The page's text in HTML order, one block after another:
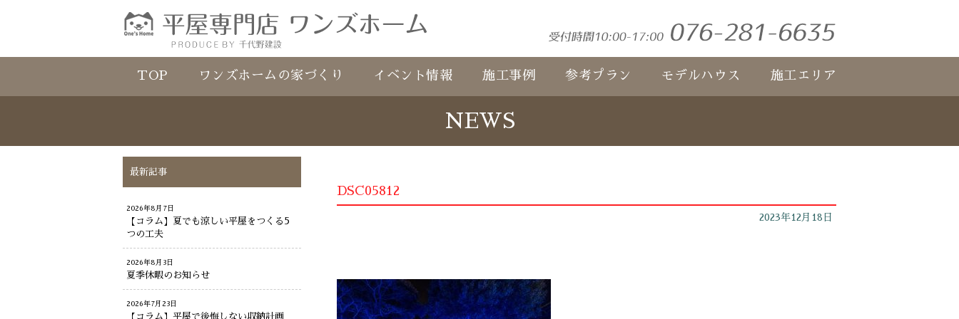
TOP ワンズホームの家づくり イベント情報 施工事例 参考プラン モデルハウス 施工エリア
NEWS
DSC05812
2023年12月18日
最新記事
2026年8月7日
【コラム】夏でも涼しい平屋をつくる5
つの工夫
2026年8月3日
夏季休暇のお知らせ
2026年7月23日
【コラム】平屋で後悔しない収納計画